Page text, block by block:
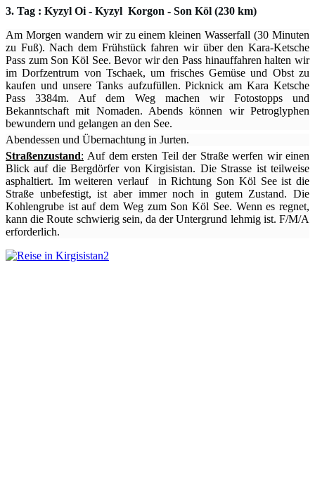
3. Tag : Kyzyl Oi - Kyzyl Korgon - Son Köl (230 km)
Am Morgen wandern wir zu einem kleinen Wasserfall (30 Minuten
zu Fuß). Nach dem Frühstück fahren wir über den Kara-Ketsche
Pass zum Son Köl See. Bevor wir den Pass hinauffahren halten wir
im Dorfzentrum von Tschaek, um frisches Gemüse und Obst zu
kaufen und unsere Tanks aufzufüllen. Picknick am Kara Ketsche
Pass 3384m. Auf dem Weg machen wir Fotostopps und
Bekanntschaft mit Nomaden. Abends können wir Petroglyphen
bewundern und gelangen an den See.
Abendessen und Übernachtung in Jurten.
Straßenzustand: Auf dem ersten Teil der Straße werfen wir einen
Blick auf die Bergdörfer von Kirgisistan. Die Strasse ist teilweise
asphaltiert. Im weiteren verlauf in Richtung Son Köl See ist die
Straße unbefestigt, ist aber immer noch in gutem Zustand. Die
Kohlengrube ist auf dem Weg zum Son Köl See. Wenn es regnet,
kann die Route schwierig sein, da der Untergrund lehmig ist. F/M/A
erforderlich.